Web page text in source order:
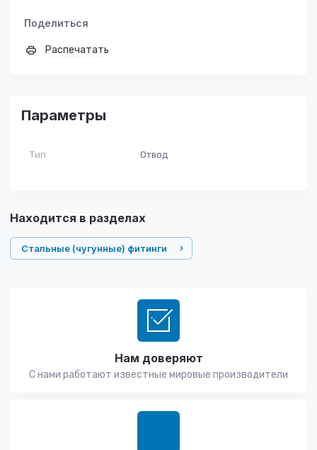
Поделиться
Распечатать
Параметры
Тип Отвод
Находится в разделах
Стальные (чугунные) фитинги
Нам доверяют
С нами работают известные мировые производители